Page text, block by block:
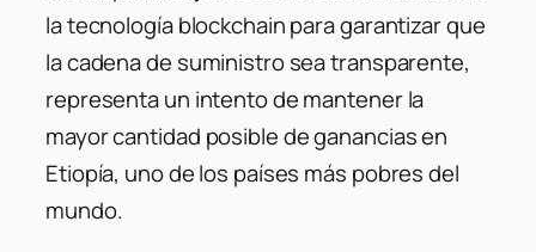
la tecnología blockchain para garantizar que
la cadena de suministro sea transparente,
representa un intento de mantener la
mayor cantidad posible de ganancias en
Etiopía, uno de los países más pobres del
mundo.